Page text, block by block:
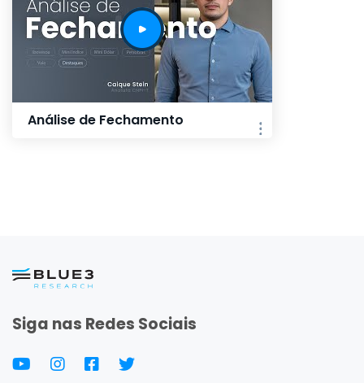
Análise de Fechamento
Siga nas Redes Sociais